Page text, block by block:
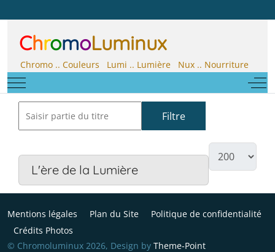
ChromoLuminux
Chromo .. Couleurs Lumi .. Lumière Nux .. Nourriture
Mobile Menu Toggle
Off-
Filtre
L'ère de la Lumière
Mentions légales Plan du Site
Politique de confidentialité
Crédits Photos
© Chromoluminux 2026, Design by Theme-Point